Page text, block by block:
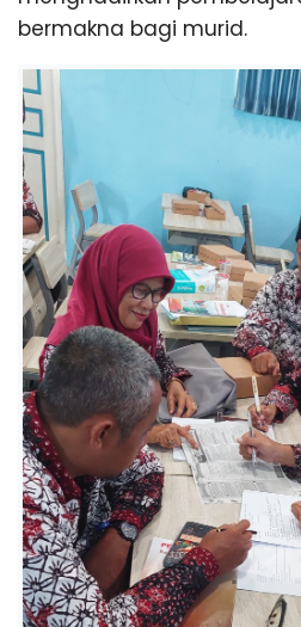
bermakna bagi murid.